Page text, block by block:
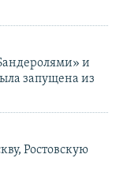
и
запущена из
Ростовскую